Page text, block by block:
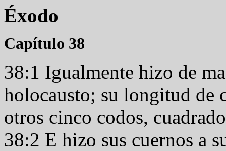
Éxodo
Capítulo 38
38:1 Igualmente hizo de
holocausto; su longitud de
otros cinco codos,
38:2 E hizo sus cuernos a